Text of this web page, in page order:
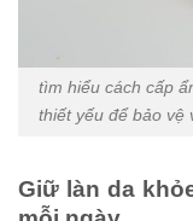
tìm hiểu cách cấp
thiết yếu để bảo vệ
Giữ làn da